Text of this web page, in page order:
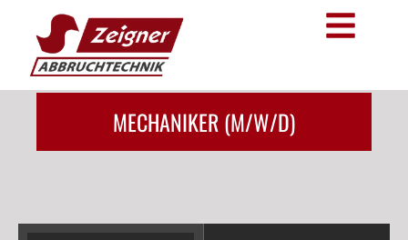
MECHANIKER (M/W/D)